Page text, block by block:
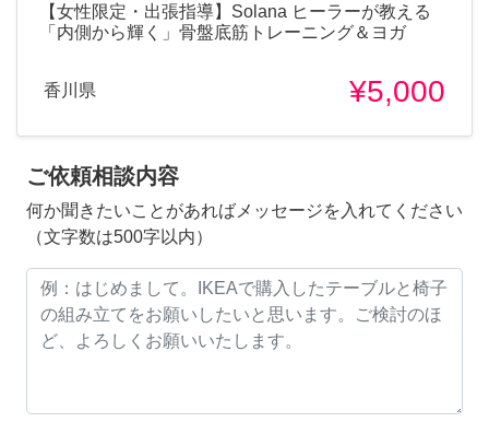
​【女性限定・出張指導】Solana ヒーラーが教える
「内側から輝く」骨盤底筋トレーニング＆ヨガ
香川県 ¥5,000
ご依頼相談内容
何か聞きたいことがあればメッセージを入れてください
（文字数は500字以内）